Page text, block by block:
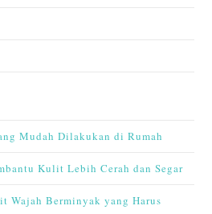
Mudah Dilakukan di Rumah
Kulit Lebih Cerah dan Segar
Wajah Berminyak yang Harus